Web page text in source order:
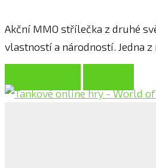
Akční MMO střílečka z druhé
vlastností a národností. Jedna